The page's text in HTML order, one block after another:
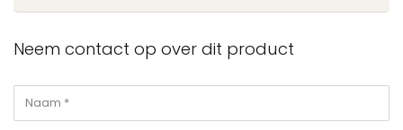
Neem contact op over dit product